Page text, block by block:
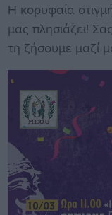
Η κορυφαία
μας πλησιάζει!
τη ζήσουμε μαζί